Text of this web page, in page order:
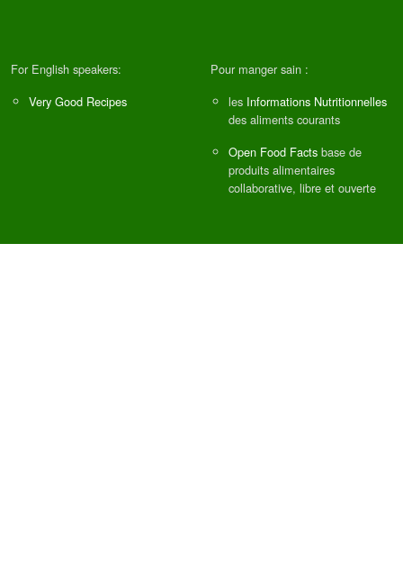
For English speakers:
Very Good Recipes
Pour manger sain :
les Informations Nutritionnelles
des aliments courants
Open Food Facts base de
produits alimentaires
collaborative, libre et ouverte